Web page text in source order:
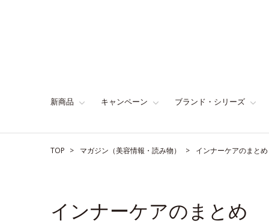
新商品 キャンペーン ブランド・シリーズ
TOP マガジン（美容情報・読み物） インナーケアのまとめ
インナーケアのまとめ